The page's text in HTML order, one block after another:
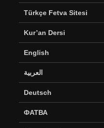
Türkçe Fetva Sitesi
Kur’an Dersi
English
العربية
Deutsch
ФАТВА